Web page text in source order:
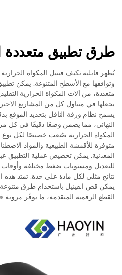
طرق تطبيق متعددة
يُظهر قابلية تكيف فينيل المكواة
وتوافقها مع الأسطح المتنوعة. يمكن
متعددة، من آلات المكواة الحرارية
يجعلها في متناول كل من المشاريع
يسمح نظام ورقة الناقل بتحديد الموقع
النهائي، مما يضمن وضعًا دقيقًا في كل
المكواة الحرارية صُنعت خصيصًا لكل نوع
متوفرة للأقمشة الطبيعية والمواد
المعدنية. يمكن تخصيص عملية التطبيق
للتعديل ومستويات ضغط مختلفة
نتائج مثلى لكل مادة على حدة. تمتد هذه
يمكن قص الفينيل باستخدام طرق
القطع الرقمية المتقدمة، ما يوفّر